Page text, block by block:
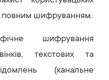
повним шифруванням.
шифрування
текстових та
(канальне